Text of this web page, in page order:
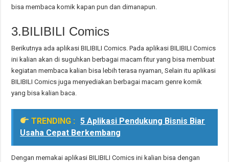
bisa membaca komik kapan pun dan dimanapun.
3.BILIBILI Comics
Berikutnya ada aplikasi BILIBILI Comics. Pada aplikasi BILIBILI Comics
ini kalian akan di suguhkan berbagai macam fitur yang bisa membuat
kegiatan membaca kalian bisa lebih terasa nyaman, Selain itu aplikasi
BILIBILI Comics juga menyediakan berbagai macam genre komik
yang bisa kalian baca.
TRENDING :
5 Aplikasi Pendukung Bisnis Biar
Usaha Cepat Berkembang
Dengan memakai aplikasi BILIBILI Comics ini kalian bisa dengan